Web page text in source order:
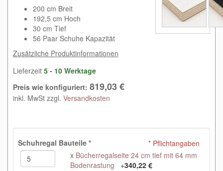
200 cm Breit
192,5 cm Hoch
30 cm Tief
56 Paar Schuhe Kapazität
Zusätzliche Produktinformationen
Lieferzeit 5 - 10 Werktage
Preis wie konfiguriert: 819,03 €
inkl. MwSt zzgl. Versandkosten
Schuhregal Bauteile *
x Bücherregalseite 24 cm tief mit 64 mm
Bodenrastung
+340,22 €
* Pflichtangaben